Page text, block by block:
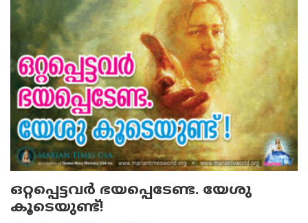
ഒറ്റപ്പെട്ടവര്‍ ഭയപ്പെടേണ്ട. യേശു
കൂടെയുണ്ട്!